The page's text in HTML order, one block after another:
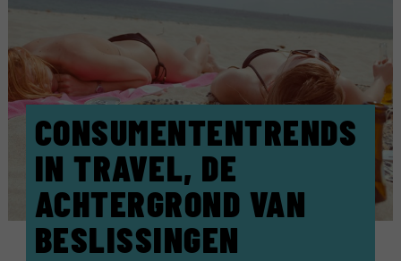
CONSUMENTENTRENDS
IN TRAVEL, DE
ACHTERGROND VAN
BESLISSINGEN